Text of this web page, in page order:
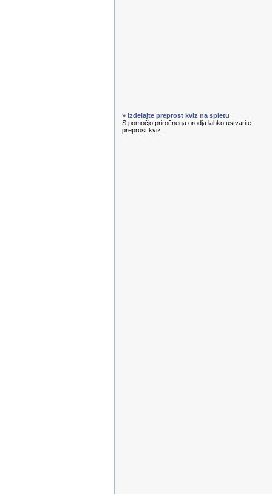
» Izdelajte preprost kviz na spletu
S pomočjo priročnega orodja lahko ustvarite
preprost kviz.